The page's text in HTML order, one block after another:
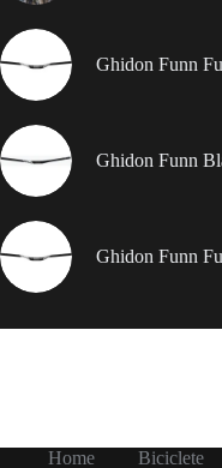
Ghidon Funn
Ghidon Funn
Ghidon Funn
Home Biciclete